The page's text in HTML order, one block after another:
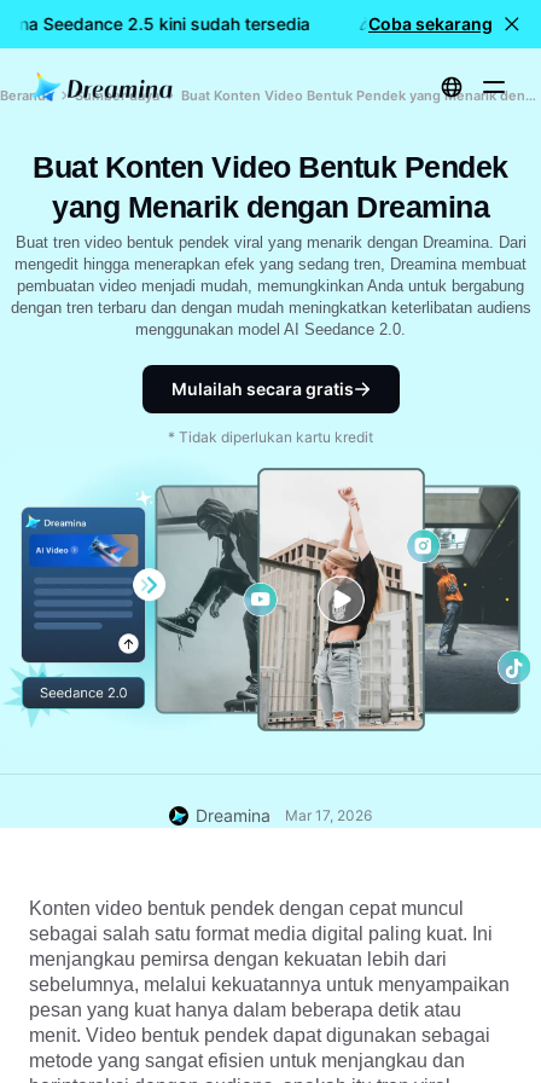
Seedance 2.5 kini sudah tersedia 🎉 Model baru LIVE:
Coba sekarang
Beranda Sumber daya Buat Konten Video Bentuk Pendek yang Menarik dengan Dreamina
Buat Konten Video Bentuk Pendek
yang Menarik dengan Dreamina
Buat tren video bentuk pendek viral yang menarik dengan Dreamina. Dari
mengedit hingga menerapkan efek yang sedang tren, Dreamina membuat
pembuatan video menjadi mudah, memungkinkan Anda untuk bergabung
dengan tren terbaru dan dengan mudah meningkatkan keterlibatan audiens
menggunakan model AI Seedance 2.0.
Mulailah secara gratis
* Tidak diperlukan kartu kredit
Dreamina Mar 17, 2026
Konten video bentuk pendek dengan cepat muncul
sebagai salah satu format media digital paling kuat. Ini
menjangkau pemirsa dengan kekuatan lebih dari
sebelumnya, melalui kekuatannya untuk menyampaikan
pesan yang kuat hanya dalam beberapa detik atau
menit. Video bentuk pendek dapat digunakan sebagai
metode yang sangat efisien untuk menjangkau dan